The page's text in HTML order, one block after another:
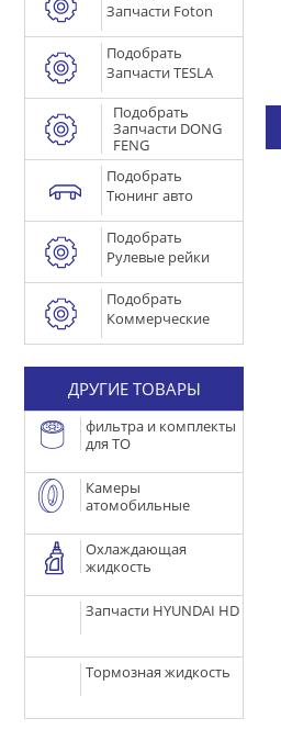
Запчасти Foton
Подобрать
Запчасти TESLA
Подобрать
Запчасти DONG
FENG
Подобрать
Тюнинг авто
Подобрать
Рулевые рейки
Подобрать
Коммерческие
ДРУГИЕ ТОВАРЫ
фильтра и комплекты
для ТО
Камеры
атомобильные
Охлаждающая
жидкость
Запчасти HYUNDAI HD
Тормозная жидкость